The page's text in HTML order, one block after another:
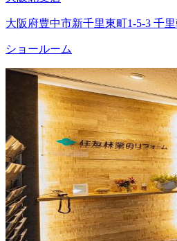
大阪府豊中市新千里東町1-5-3 千
ショールーム